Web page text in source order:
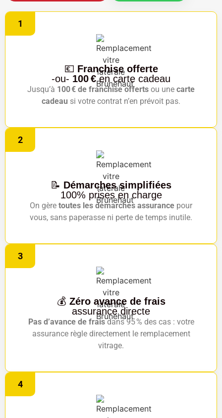
1
💶 Franchise offerte
-ou- 100 €en carte cadeau
Jusqu’à 100 € de franchise offerts ou une carte
cadeau si votre contrat n’en prévoit pas.
2
📝 Démarches simplifiées
100% prises en charge
On gère toutes les démarches assurance pour
vous, sans paperasse ni perte de temps inutile.
3
💰 Zéro avance de frais
assurance directe
Pas d’avance de fraisdans 95 % des cas : votre
assurance règle directement le remplacement
vitrage.
4